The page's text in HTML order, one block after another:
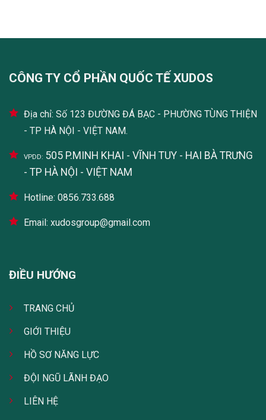
CÔNG TY CỔ PHẦN QUỐC TẾ XUDOS
Địa chỉ: Số 123 ĐƯỜNG ĐÁ BẠC - PHƯỜNG TÙNG THIỆN
- TP HÀ NỘI - VIỆT NAM.
VPDD: 505 P.MINH KHAI - VĨNH TUY - HAI BÀ TRƯNG
- TP HÀ NỘI - VIỆT NAM
Hotline: 0856.733.688
Email: xudosgroup@gmail.com
ĐIỀU HƯỚNG
TRANG CHỦ
GIỚI THIỆU
HỒ SƠ NĂNG LỰC
ĐỘI NGŨ LÃNH ĐẠO
LIÊN HỆ